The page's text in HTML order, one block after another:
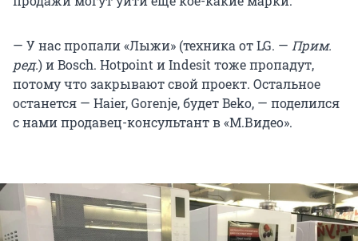
— У нас пропали «Лыжи» (техника от LG. — Прим.
ред.) и Bosch. Hotpoint и Indesit тоже пропадут,
потому что закрывают свой проект. Остальное
останется — Haier, Gorenje, будет Beko, — поделился
с нами продавец-консультант в «М.Видео».